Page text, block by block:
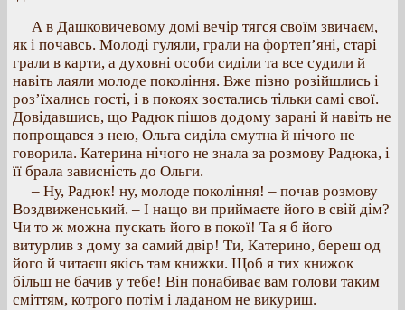
А в Дашковичевому домі вечір тягся своїм звичаєм,
як і почавсь. Молоді гуляли, грали на фортеп’яні, старі
грали в карти, а духовні особи сиділи та все судили й
навіть лаяли молоде покоління. Вже пізно розійшлись і
роз’їхались гості, і в покоях зостались тільки самі свої.
Довідавшись, що Радюк пішов додому зарані й навіть не
попрощався з нею, Ольга сиділа смутна й нічого не
говорила. Катерина нічого не знала за розмову Радюка, і
її брала зависність до Ольги.
– Ну, Радюк! ну, молоде покоління! – почав розмову
Воздвиженський. – І нащо ви приймаєте його в свій дім?
Чи то ж можна пускать його в покої! Та я б його
витурлив з дому за самий двір! Ти, Катерино, береш од
його й читаєш якісь там книжки. Щоб я тих книжок
більш не бачив у тебе! Він понабиває вам голови таким
сміттям, котрого потім і ладаном не викуриш.